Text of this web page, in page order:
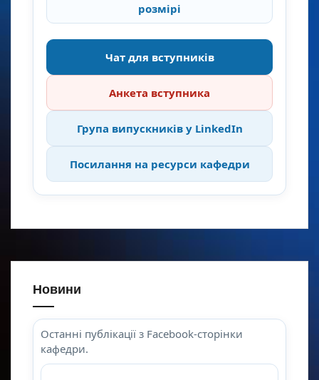
розмірі
Чат для вступників
Анкета вступника
Група випускників у LinkedIn
Посилання на ресурси кафедри
Новини
Останні публікації з Facebook-сторінки
кафедри.